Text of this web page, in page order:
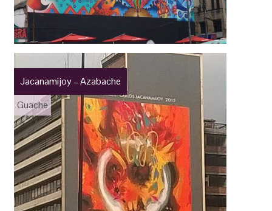
Jacanamijoy – Azabache
Guache